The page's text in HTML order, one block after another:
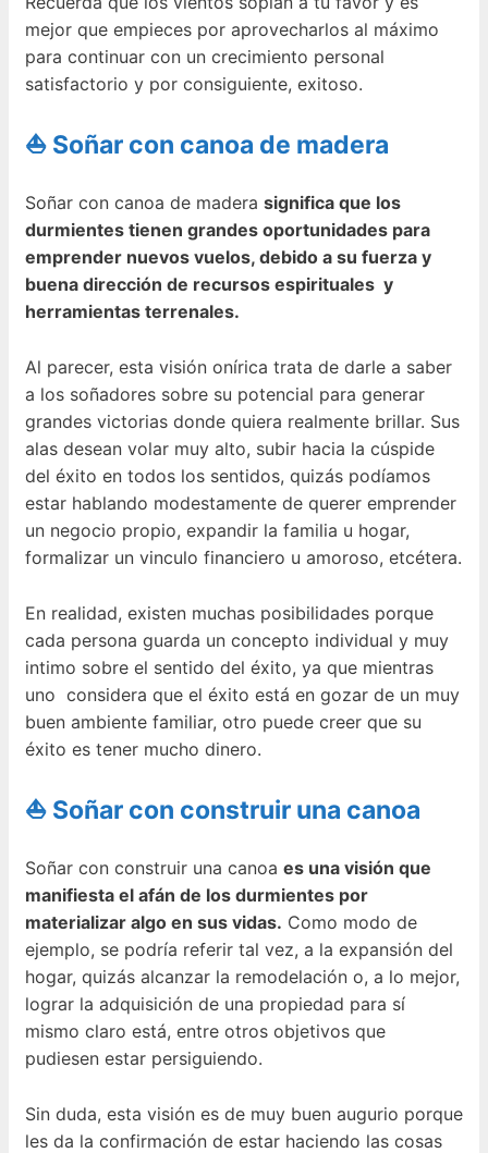
mejor que empieces por aprovecharlos al máximo
para continuar con un crecimiento personal
satisfactorio y por consiguiente, exitoso.
⛵ Soñar con canoa de madera
Soñar con canoa de madera significa que los
durmientes tienen grandes oportunidades para
emprender nuevos vuelos, debido a su fuerza y
buena dirección de recursos espirituales y
herramientas terrenales.
Al parecer, esta visión onírica trata de darle a saber
a los soñadores sobre su potencial para generar
grandes victorias donde quiera realmente brillar. Sus
alas desean volar muy alto, subir hacia la cúspide
del éxito en todos los sentidos, quizás podíamos
estar hablando modestamente de querer emprender
un negocio propio, expandir la familia u hogar,
formalizar un vinculo financiero u amoroso, etcétera.
En realidad, existen muchas posibilidades porque
cada persona guarda un concepto individual y muy
intimo sobre el sentido del éxito, ya que mientras
uno considera que el éxito está en gozar de un muy
buen ambiente familiar, otro puede creer que su
éxito es tener mucho dinero.
⛵ Soñar con construir una canoa
Soñar con construir una canoa es una visión que
manifiesta el afán de los durmientes por
materializar algo en sus vidas. Como modo de
ejemplo, se podría referir tal vez, a la expansión del
hogar, quizás alcanzar la remodelación o, a lo mejor,
lograr la adquisición de una propiedad para sí
mismo claro está, entre otros objetivos que
pudiesen estar persiguiendo.
Sin duda, esta visión es de muy buen augurio porque
les da la confirmación de estar haciendo las cosas